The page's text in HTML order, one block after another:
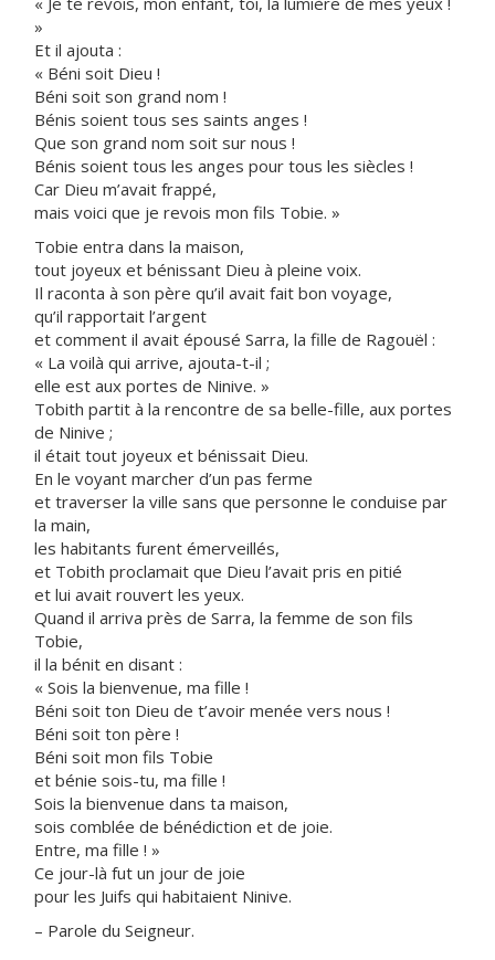
»
Et il ajouta :
« Béni soit Dieu !
Béni soit son grand nom !
Bénis soient tous ses saints anges !
Que son grand nom soit sur nous !
Bénis soient tous les anges pour tous les siècles !
Car Dieu m’avait frappé,
mais voici que je revois mon fils Tobie. »
Tobie entra dans la maison,
tout joyeux et bénissant Dieu à pleine voix.
Il raconta à son père qu’il avait fait bon voyage,
qu’il rapportait l’argent
et comment il avait épousé Sarra, la fille de Ragouël :
« La voilà qui arrive, ajouta-t-il ;
elle est aux portes de Ninive. »
Tobith partit à la rencontre de sa belle-fille, aux portes
de Ninive ;
il était tout joyeux et bénissait Dieu.
En le voyant marcher d’un pas ferme
et traverser la ville sans que personne le conduise par
la main,
les habitants furent émerveillés,
et Tobith proclamait que Dieu l’avait pris en pitié
et lui avait rouvert les yeux.
Quand il arriva près de Sarra, la femme de son fils
Tobie,
il la bénit en disant :
« Sois la bienvenue, ma fille !
Béni soit ton Dieu de t’avoir menée vers nous !
Béni soit ton père !
Béni soit mon fils Tobie
et bénie sois-tu, ma fille !
Sois la bienvenue dans ta maison,
sois comblée de bénédiction et de joie.
Entre, ma fille ! »
Ce jour-là fut un jour de joie
pour les Juifs qui habitaient Ninive.
– Parole du Seigneur.